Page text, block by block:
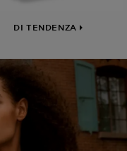
DI TENDENZA